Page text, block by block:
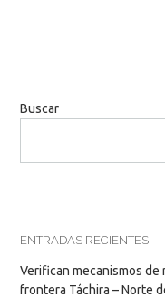
Buscar
ENTRADAS RECIENTES
Verifican mecanismos de
frontera Táchira – Norte